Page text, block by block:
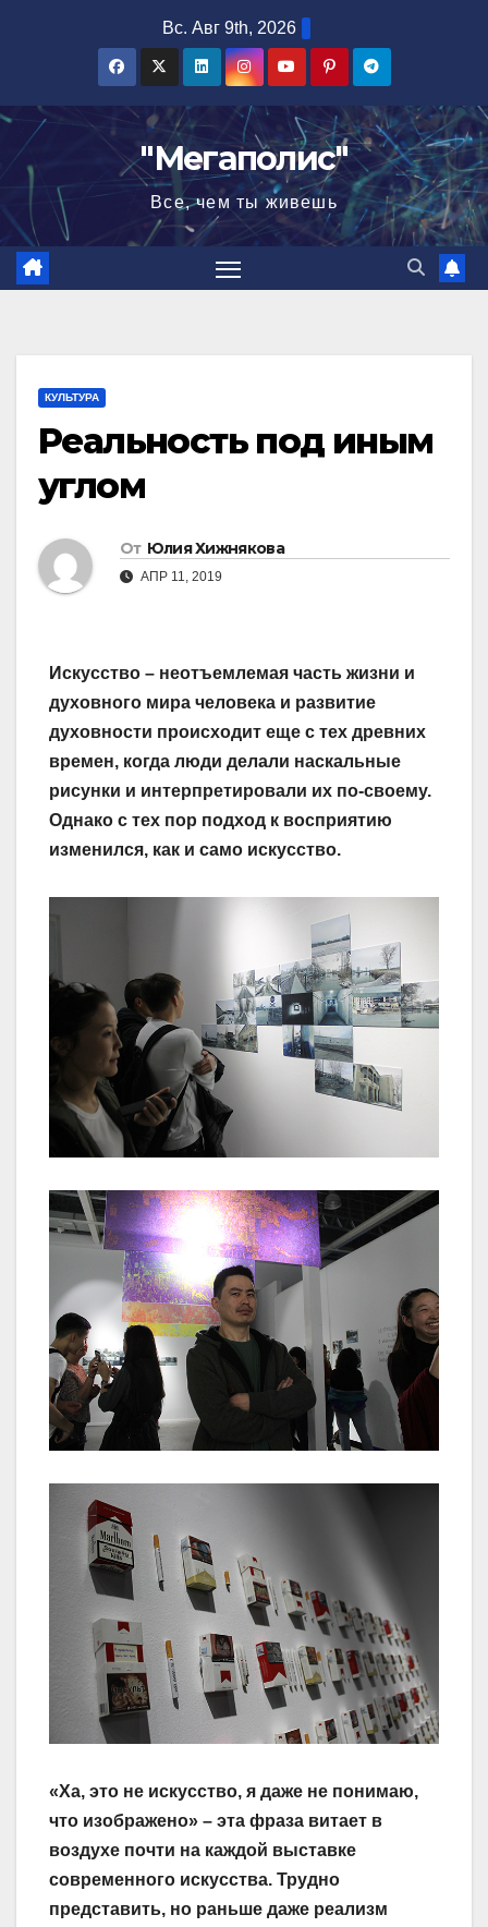
Вс. Авг 9th, 2026
"Мегаполис"
Все, чем ты живешь
КУЛЬТУРА
Реальность под иным
углом
От Юлия Хижнякова
АПР 11, 2019
Искусство – неотъемлемая часть жизни и
духовного мира человека и развитие
духовности происходит еще с тех древних
времен, когда люди делали наскальные
рисунки и интерпретировали их по-своему.
Однако с тех пор подход к восприятию
изменился, как и само искусство.
«Ха, это не искусство, я даже не понимаю,
что изображено» – эта фраза витает в
воздухе почти на каждой выставке
современного искусства. Трудно
представить, но раньше даже реализм